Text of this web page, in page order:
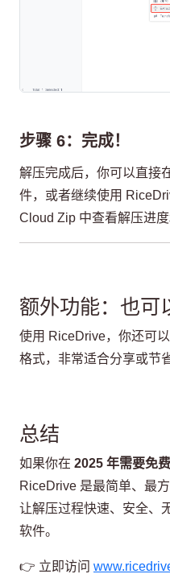
步骤 6：完成！
解压完成后，你可以直接
件，或者继续使用
Cloud Zip 中查看解压进
额外功能：也可
使用 RiceDrive，你还可
格式，非常适合分享或节
总结
如果你在 2025 年需要免
RiceDrive 是最简单、最
让解压过程快速、安全
软件。
👉 立即访问